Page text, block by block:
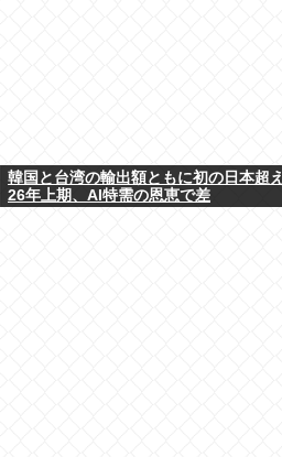
韓国と台湾の輸出額ともに初の日本超え
26年上期、AI特需の恩恵で差